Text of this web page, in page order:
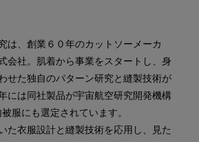
は、創業６０年のカットソーメーカ
会社。肌着から事業をスタートし、身
せた独自のパターン研究と縫製技術が
には同社製品が宇宙航空研究開発機構
服にも選定されています。
た衣服設計と縫製技術を応用し、見た